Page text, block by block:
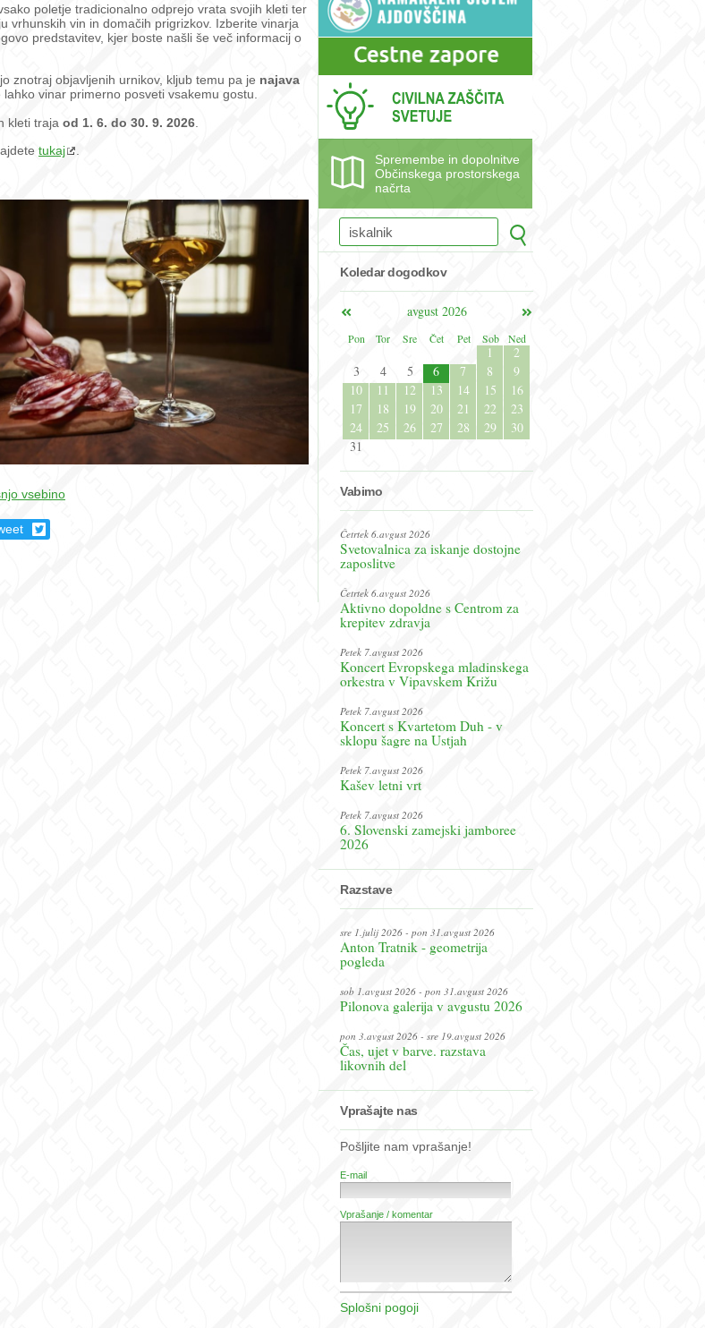
poletje tradicionalno odprejo vrata svojih kleti ter
vrhunskih vin in domačih prigrizkov. Izberite vinarja
predstavitev, kjer boste našli še več informacij o
znotraj objavljenih urnikov, kljub temu pa je najava
lahko vinar primerno posveti vsakemu gostu.
kleti traja od 1. 6. do 30. 9. 2026
tukaj
vsebino
Spremembe in dopolnitve
Občinskega prostorskega
načrta
Koledar dogodkov
avgust 2026
Pon
Tor Sre Čet Pet Sob Ned
1
2
3
4 5 6 7 8
9
10
11 12 13 14 15
16
17
18 19 20 21 22
23
24
25 26 27 28 29
30
31
Vabimo
Četrtek 6.avgust 2026
Svetovalnica za iskanje dostojne
zaposlitve
Četrtek 6.avgust 2026
Aktivno dopoldne s Centrom za
krepitev zdravja
Petek 7.avgust 2026
Koncert Evropskega mladinskega
orkestra v Vipavskem Križu
Petek 7.avgust 2026
Koncert s Kvartetom Duh - v
sklopu šagre na Ustjah
Petek 7.avgust 2026
Kašev letni vrt
Petek 7.avgust 2026
6. Slovenski zamejski jamboree
2026
Razstave
sre 1.julij 2026 - pon 31.avgust 2026
Anton Tratnik - geometrija
pogleda
sob 1.avgust 2026 - pon 31.avgust 2026
Pilonova galerija v avgustu 2026
pon 3.avgust 2026 - sre 19.avgust 2026
Čas, ujet v barve. razstava
likovnih del
Vprašajte nas
Pošljite nam vprašanje!
E-mail
Vprašanje / komentar
Splošni pogoji